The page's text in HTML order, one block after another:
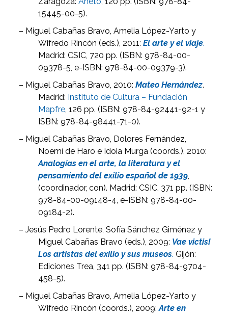
15445-00-5).
– Miguel Cabañas Bravo, Amelia López-Yarto y
Wifredo Rincón (eds.), 2011:El arte y el viaje.
Madrid: CSIC, 720 pp. (ISBN: 978-84-00-
09378-5, e-ISBN: 978-84-00-09379-3).
– Miguel Cabañas Bravo, 2010:Mateo Hernández.
Madrid: Instituto de Cultura – Fundación
Mapfre, 126 pp. (ISBN: 978-84-92441-92-1 y
ISBN: 978-84-98441-71-0).
– Miguel Cabañas Bravo, Dolores Fernández,
Noemí de Haro e Idoia Murga (coords.), 2010:
Analogías en el arte, la literatura y el
pensamiento del exilio español de 1939,
(coordinador, con). Madrid: CSIC, 371 pp. (ISBN:
978-84-00-09148-4, e-ISBN: 978-84-00-
09184-2).
– Jesús Pedro Lorente, Sofía Sánchez Giménez y
Miguel Cabañas Bravo (eds.), 2009: Vae victis!
Los artistas del exilio y sus museos. Gijón:
Ediciones Trea, 341 pp. (ISBN: 978-84-9704-
458-5).
– Miguel Cabañas Bravo, Amelia López-Yarto y
Wifredo Rincón (coords.), 2009:Arte en